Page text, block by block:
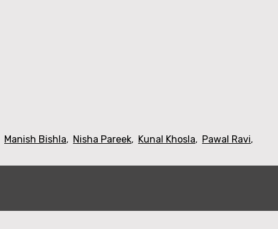
Manish Bishla, Nisha Pareek, Kunal Khosla, Pawal Ravi,